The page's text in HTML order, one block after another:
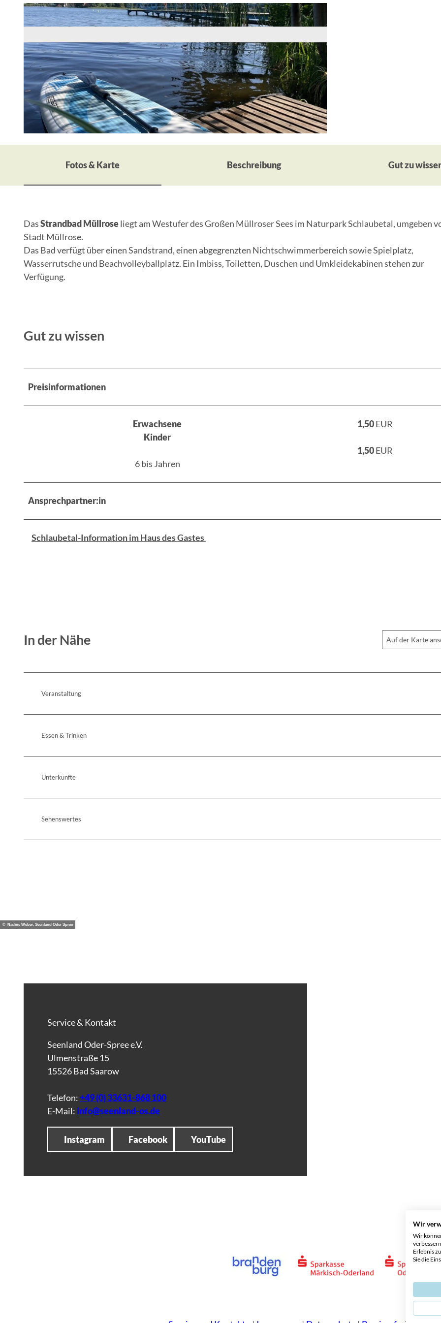
Fotos & Karte Beschreibung Gut zu
DasStrandbad Müllroseliegt am Westufer des Großen Müllroser Sees im Naturpark Schlaubetal, umgeben
Stadt Müllrose.
Das Bad verfügt über einen Sandstrand, einen abgegrenzten Nichtschwimmerbereich sowie Spielplatz,
Wasserrutsche und Beachvolleyballplatz. Ein Imbiss, Toiletten, Duschen und Umkleidekabinen stehen zur
Verfügung.
Gut zu wissen
Preisinformationen
Erwachsene 1,50EUR
Kinder
6 bis Jahren
1,50EUR
Ansprechpartner:in
Schlaubetal-Information im Haus des Gastes
In der Nähe Auf der Karte
Veranstaltung
Essen & Trinken
Unterkünfte
Sehenswertes
© Nadine Weber, Seenland Oder Spree
Service & Kontakt
Seenland Oder-Spree e.V.
Ulmenstraße 15
15526 Bad Saarow
Telefon:+49 (0) 33631-868 100
E-Mail: info@seenland-os.de
Instagram Facebook YouTube
Wir
Wir
Erlebnis
Sie die